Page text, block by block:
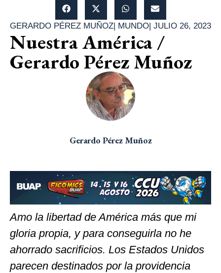
GERARDO PÉREZ MUÑOZ| MUNDO| JULIO 26, 2023
Nuestra América /
Gerardo Pérez Muñoz
Gerardo Pérez Muñoz
Amo la libertad de América más que mi
gloria propia, y para conseguirla no he
ahorrado sacrificios. Los Estados Unidos
parecen destinados por la providencia